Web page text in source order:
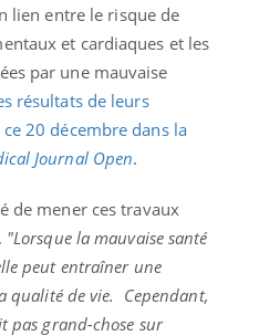
lien entre le risque de
et cardiaques et les
par une mauvaise
résultats de leurs
20 décembre dans la
Journal Open.
de mener ces travaux
"Lorsque la mauvaise santé
peut entraîner une
qualité de vie. Cependant,
pas grand-chose sur